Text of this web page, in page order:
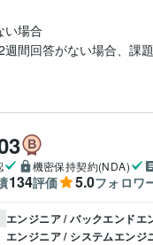
い場合
週間回答がない場合、課
機密保持契約(NDA)
134評価 5.0フォロワ
エンジニア / バックエンドエ
エンジニア / システムエンジ